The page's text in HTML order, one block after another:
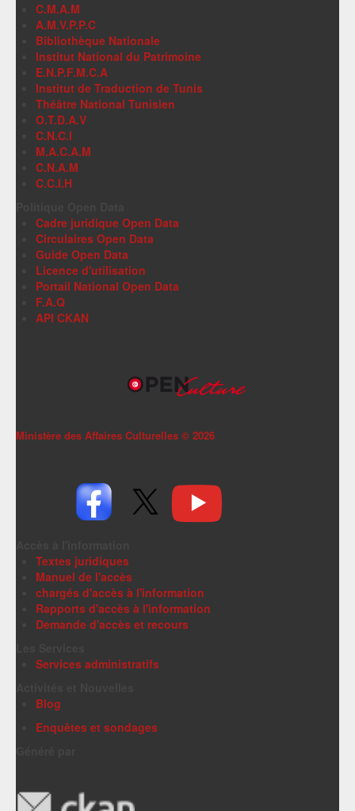
C.M.A.M
A.M.V.P.P.C
Bibliothèque Nationale
Institut National du Patrimoine
E.N.P.F.M.C.A
Institut de Traduction de Tunis
Théâtre National Tunisien
O.T.D.A.V
C.N.C.I
M.A.C.A.M
C.N.A.M
C.C.I.H
Cadre juridique Open Data
Circulaires Open Data
Guide Open Data
Licence d'utilisation
Portail National Open Data
F.A.Q
API CKAN
Ministère des Affaires Culturelles © 2026
Textes juridiques
Manuel de l'accès
chargés d'accès à l'information
Rapports d'accès à l'information
Demande d'accès et recours
Services administratifs
Blog
Enquêtes et sondages